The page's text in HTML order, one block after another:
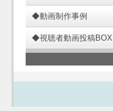
◆動画制作事例
◆視聴者動画投稿BOX